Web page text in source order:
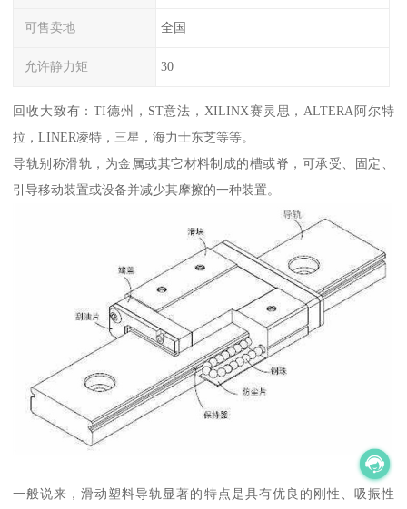
可售卖地 全国
允许静力矩 30
回收大致有：TI德州，ST意法，XILINX赛灵思，ALTERA阿尔特
拉，LINER凌特，三星，海力士东芝等等。
导轨别称滑轨，为金属或其它材料制成的槽或脊，可承受、固定、
引导移动装置或设备并减少其摩擦的一种装置。
一般说来，滑动塑料导轨显著的特点是具有优良的刚性、吸振性